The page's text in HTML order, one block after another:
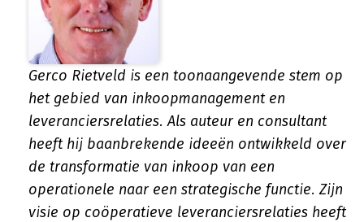
Gerco Rietveld is een toonaangevende stem op
het gebied van inkoopmanagement en
leveranciersrelaties. Als auteur en consultant
heeft hij baanbrekende ideeën ontwikkeld over
de transformatie van inkoop van een
operationele naar een strategische functie. Zijn
visie op coöperatieve leveranciersrelaties heeft